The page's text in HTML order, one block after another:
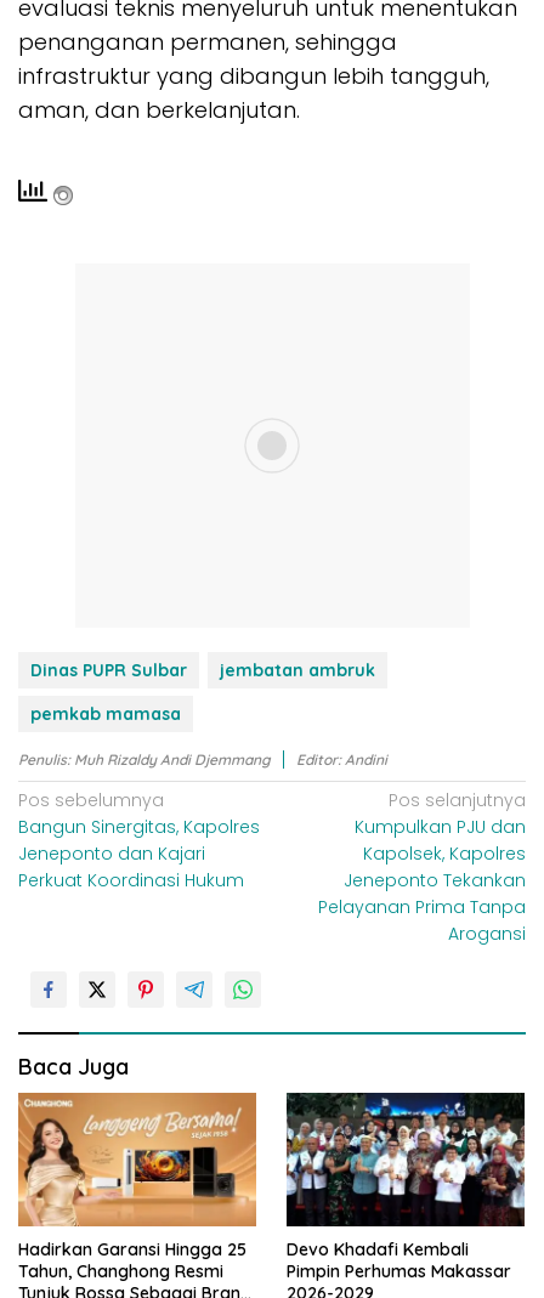
evaluasi teknis menyeluruh untuk menentukan
penanganan permanen, sehingga
infrastruktur yang dibangun lebih tangguh,
aman, dan berkelanjutan.
Dinas PUPR Sulbar
jembatan ambruk
pemkab mamasa
Penulis: Muh Rizaldy Andi Djemmang Editor: Andini
N
a
v
i
p
o
s
Pos sebelumnya
Bangun Sinergitas, Kapolres
Jeneponto dan Kajari
Perkuat Koordinasi Hukum
Pos selanjutnya
Kumpulkan PJU dan
Kapolsek, Kapolres
Jeneponto Tekankan
Pelayanan Prima Tanpa
Arogansi
Baca Juga
Hadirkan Garansi Hingga 25
Tahun, Changhong Resmi
Tunjuk Rossa Sebagai Brand
Devo Khadafi Kembali
Pimpin Perhumas Makassar
2026-2029